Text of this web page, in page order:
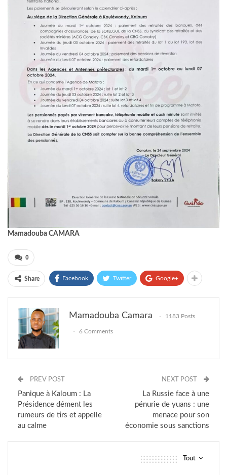
Mamadouba CAMARA
0
Share Facebook Twitter Google+
Mamadouba Camara 1183 Posts
6 Comments
PREV POST
Panique à Kaloum : La
Présidence dément les
rumeurs de tirs et appelle
au calme
NEXT POST
La Russie face à une
pénurie de yuans : une
menace pour son
économie sous sanctions
Tout